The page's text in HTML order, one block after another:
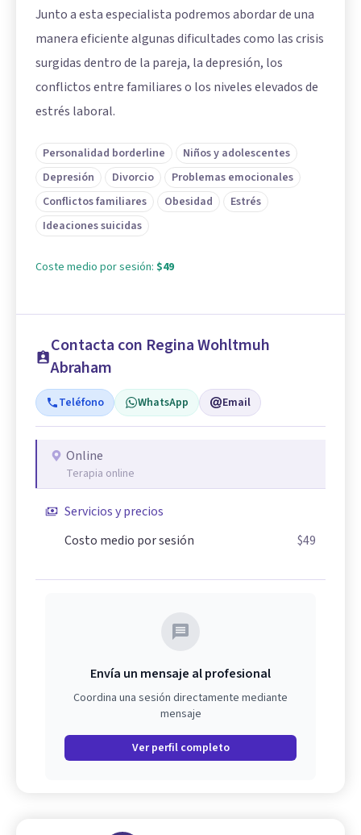
Junto a esta especialista podremos abordar de una
manera eficiente algunas dificultades como las crisis
surgidas dentro de la pareja, la depresión, los
conflictos entre familiares o los niveles elevados de
estrés laboral.
Personalidad borderline
Niños y adolescentes
Depresión
Divorcio
Problemas emocionales
Conflictos familiares
Obesidad
Estrés
Ideaciones suicidas
Coste medio por sesión: $49
Contacta con Regina Wohltmuh
Abraham
Teléfono WhatsApp Email
Online
Terapia online
Servicios y precios
Costo medio por sesión
$49
Envía un mensaje al profesional
Coordina una sesión directamente mediante
mensaje
Ver perfil completo